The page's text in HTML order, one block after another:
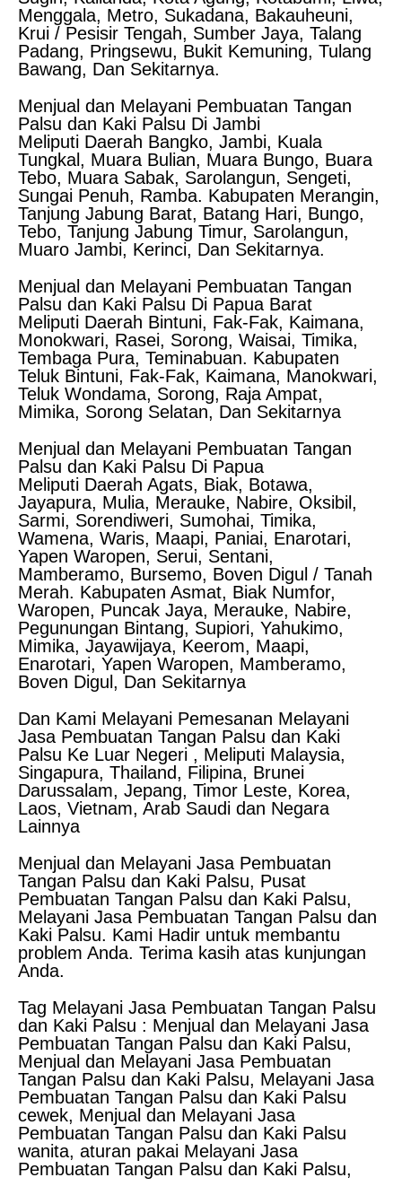
Menggala, Metro, Sukadana, Bakauheuni,
Krui / Pesisir Tengah, Sumber Jaya, Talang
Padang, Pringsewu, Bukit Kemuning, Tulang
Bawang, Dan Sekitarnya.
Menjual dan Melayani Pembuatan Tangan
Palsu dan Kaki Palsu Di Jambi
Meliputi Daerah Bangko, Jambi, Kuala
Tungkal, Muara Bulian, Muara Bungo, Buara
Tebo, Muara Sabak, Sarolangun, Sengeti,
Sungai Penuh, Ramba. Kabupaten Merangin,
Tanjung Jabung Barat, Batang Hari, Bungo,
Tebo, Tanjung Jabung Timur, Sarolangun,
Muaro Jambi, Kerinci, Dan Sekitarnya.
Menjual dan Melayani Pembuatan Tangan
Palsu dan Kaki Palsu Di Papua Barat
Meliputi Daerah Bintuni, Fak-Fak, Kaimana,
Monokwari, Rasei, Sorong, Waisai, Timika,
Tembaga Pura, Teminabuan. Kabupaten
Teluk Bintuni, Fak-Fak, Kaimana, Manokwari,
Teluk Wondama, Sorong, Raja Ampat,
Mimika, Sorong Selatan, Dan Sekitarnya
Menjual dan Melayani Pembuatan Tangan
Palsu dan Kaki Palsu Di Papua
Meliputi Daerah Agats, Biak, Botawa,
Jayapura, Mulia, Merauke, Nabire, Oksibil,
Sarmi, Sorendiweri, Sumohai, Timika,
Wamena, Waris, Maapi, Paniai, Enarotari,
Yapen Waropen, Serui, Sentani,
Mamberamo, Bursemo, Boven Digul / Tanah
Merah. Kabupaten Asmat, Biak Numfor,
Waropen, Puncak Jaya, Merauke, Nabire,
Pegunungan Bintang, Supiori, Yahukimo,
Mimika, Jayawijaya, Keerom, Maapi,
Enarotari, Yapen Waropen, Mamberamo,
Boven Digul, Dan Sekitarnya
Dan Kami Melayani Pemesanan Melayani
Jasa Pembuatan Tangan Palsu dan Kaki
Palsu Ke Luar Negeri , Meliputi Malaysia,
Singapura, Thailand, Filipina, Brunei
Darussalam, Jepang, Timor Leste, Korea,
Laos, Vietnam, Arab Saudi dan Negara
Lainnya
Menjual dan Melayani Jasa Pembuatan
Tangan Palsu dan Kaki Palsu, Pusat
Pembuatan Tangan Palsu dan Kaki Palsu,
Melayani Jasa Pembuatan Tangan Palsu dan
Kaki Palsu. Kami Hadir untuk membantu
problem Anda. Terima kasih atas kunjungan
Anda.
Tag Melayani Jasa Pembuatan Tangan Palsu
dan Kaki Palsu : Menjual dan Melayani Jasa
Pembuatan Tangan Palsu dan Kaki Palsu,
Menjual dan Melayani Jasa Pembuatan
Tangan Palsu dan Kaki Palsu, Melayani Jasa
Pembuatan Tangan Palsu dan Kaki Palsu
cewek, Menjual dan Melayani Jasa
Pembuatan Tangan Palsu dan Kaki Palsu
wanita, aturan pakai Melayani Jasa
Pembuatan Tangan Palsu dan Kaki Palsu,